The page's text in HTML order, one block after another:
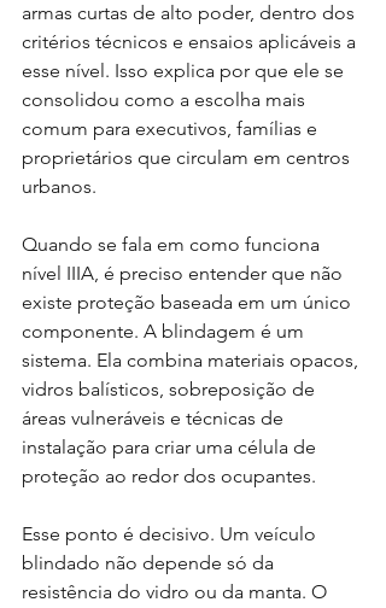
armas curtas de alto poder, dentro dos
critérios técnicos e ensaios aplicáveis a
esse nível. Isso explica por que ele se
consolidou como a escolha mais
comum para executivos, famílias e
proprietários que circulam em centros
urbanos.
Quando se fala em como funciona
nível IIIA, é preciso entender que não
existe proteção baseada em um único
componente. A blindagem é um
sistema. Ela combina materiais opacos,
vidros balísticos, sobreposição de
áreas vulneráveis e técnicas de
instalação para criar uma célula de
proteção ao redor dos ocupantes.
Esse ponto é decisivo. Um veículo
blindado não depende só da
resistência do vidro ou da manta. O